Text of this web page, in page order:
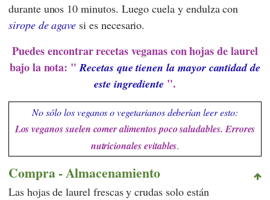
durante unos 10 minutos. Luego cuela y endulza con
sirope de agave si es necesario.
Puedes encontrar recetas veganas con hojas de laurel
bajo la nota: "Recetas que tienen la mayor cantidad de
este ingrediente ".
No sólo los veganos o vegetarianos deberían leer esto:
Los veganos suelen comer alimentos poco saludables. Errores
nutricionales evitables.
Compra - Almacenamiento
Las hojas de laurel frescas y crudas solo están